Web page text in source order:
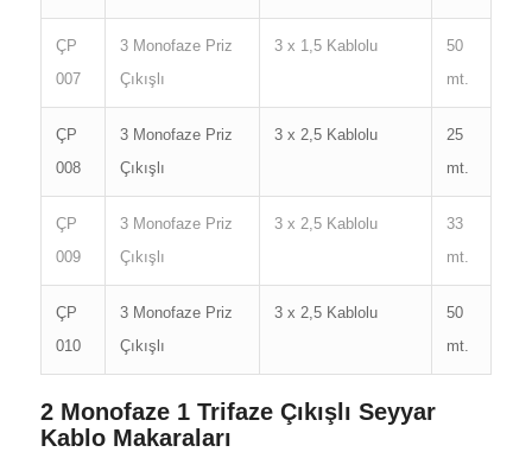
ÇP
007
3 Monofaze Priz
Çıkışlı
3 x 1,5 Kablolu
50
mt.
ÇP
008
3 Monofaze Priz
Çıkışlı
3 x 2,5 Kablolu
25
mt.
ÇP
009
3 Monofaze Priz
Çıkışlı
3 x 2,5 Kablolu
33
mt.
ÇP
010
3 Monofaze Priz
Çıkışlı
3 x 2,5 Kablolu
50
mt.
2 Monofaze 1 Trifaze Çıkışlı Seyyar
Kablo Makaraları